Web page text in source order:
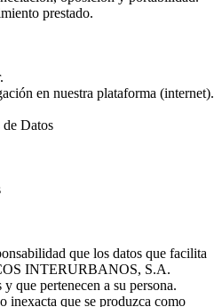
prestado.
en nuestra plataforma (internet).
de Datos
que los datos que facilita
INTERURBANOS, S.A.
que pertenecen a su persona.
inexacta que se produzca como